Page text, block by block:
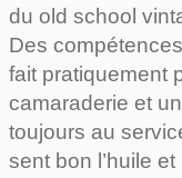
du old school
Des
fait pratiquement
camaraderie et
toujours au
sent bon l’huile et